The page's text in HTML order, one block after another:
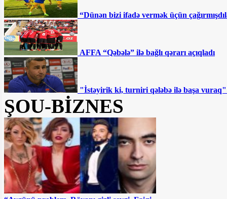
Deputatlığa namizəd
İmamveridi İsmayılovla bağlı ŞOK
MƏLUMATLAR YAYILDI
Ən qızğın mübarizə bu
dairələrdə gedəcək — SİYAHI
"Hər kəs ulduz ola bilməz"
SON DƏQİQƏ: Gəncədə
silahlı şəxslərlə polis arasında atışma:
Yaralı var
Sahil Babayev bu şəxslərin maaşının
artırılmasından danışdı
Parlament seçkilərində
"Bakı qırğını" ƏN MARAQLI
“Dünən bizi ifadə vermək üçün
AFFA “Qəbələ” ilə bağlı qərarı açıqladı
"İstəyirik ki, turniri qələbə ilə başa
ŞOU-BİZNES